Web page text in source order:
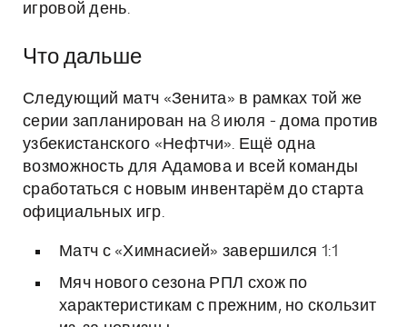
игровой день.
Что дальше
Следующий матч «Зенита» в рамках той же
серии запланирован на 8 июля - дома против
узбекистанского «Нефтчи». Ещё одна
возможность для Адамова и всей команды
сработаться с новым инвентарём до старта
официальных игр.
Матч с «Химнасией» завершился 1:1
Мяч нового сезона РПЛ схож по
характеристикам с прежним, но скользит